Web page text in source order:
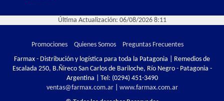
Última Actualización: 06/08/2026 8:11
Promociones Quienes Somos
Preguntas Frecuentes
Farmax - Distribución y logística para toda la Patagonia | Remedios de
Escalada 250, B.Ñireco San Carlos de Bariloche, Río Negro - Patagonia -
Argentina | Tel: (0294) 451-3490
ventas@farmax.com.ar| www.farmax.com.ar